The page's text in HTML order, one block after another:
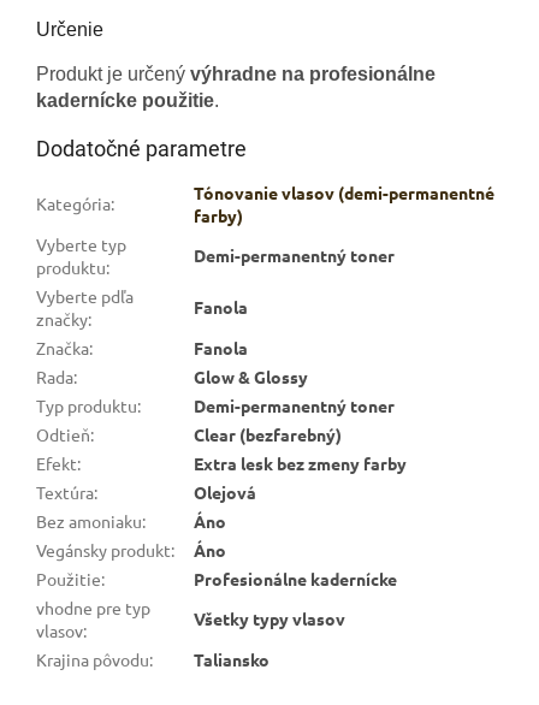
Určenie
Produkt je určený výhradne na profesionálne
kadernícke použitie.
Dodatočné parametre
Kategória:
Tónovanie vlasov (demi-permanentné
farby)
Vyberte typ
produktu:
Demi-permanentný toner
Vyberte pdľa
značky:
Fanola
Značka:
Fanola
Rada:
Glow & Glossy
Typ produktu:
Demi-permanentný toner
Odtieň:
Clear (bezfarebný)
Efekt:
Extra lesk bez zmeny farby
Textúra:
Olejová
Bez amoniaku:
Áno
Vegánsky produkt:
Áno
Použitie:
Profesionálne kadernícke
vhodne pre typ
vlasov:
Všetky typy vlasov
Krajina pôvodu: Taliansko